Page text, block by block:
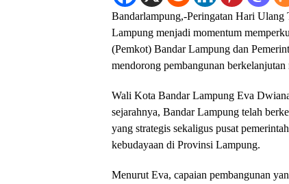
Bandarlampung,-Peringatan Hari
Lampung menjadi momentum
(Pemkot) Bandar Lampung dan
mendorong pembangunan
Wali Kota Bandar Lampung Eva
sejarahnya, Bandar Lampung telah
yang strategis sekaligus pusat
kebudayaan di Provinsi Lampung.
Menurut Eva, capaian pembangunan